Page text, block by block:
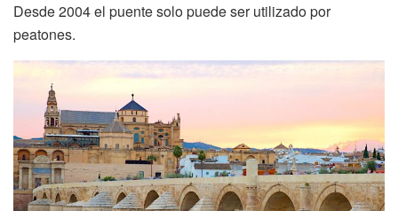
Desde 2004 el puente solo puede ser utilizado por
peatones.